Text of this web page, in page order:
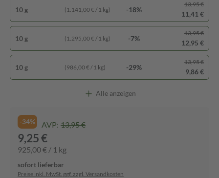
10 g (1.141,00 € / 1 kg) -18%
13,95 €
11,41 €
10 g (1.295,00 € / 1 kg) -7%
13,95 €
12,95 €
10 g (986,00 € / 1 kg) -29%
13,95 €
9,86 €
Alle anzeigen
-34% AVP: 13,95 €
9,25 €
925,00 € / 1 kg
sofort lieferbar
Preise inkl. MwSt. ggf. zzgl. Versandkosten